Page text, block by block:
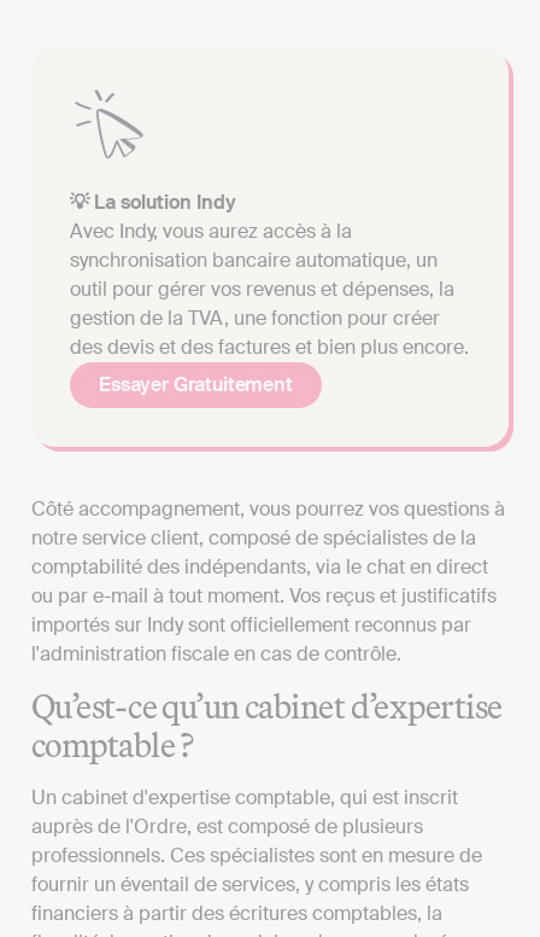
💡 La solution Indy
Avec Indy, vous aurez accès à la
synchronisation bancaire automatique, un
outil pour gérer vos revenus et dépenses, la
gestion de la TVA, une fonction pour créer
des devis et des factures et bien plus encore.
Essayer Gratuitement
Côté accompagnement, vous pourrez vos questions à
notre service client, composé de spécialistes de la
comptabilité des indépendants, via le chat en direct
ou par e-mail à tout moment. Vos reçus et justificatifs
importés sur Indy sont officiellement reconnus par
l'administration fiscale en cas de contrôle.
Qu’est-ce qu’un cabinet d’expertise
comptable ?
Un cabinet d'expertise comptable, qui est inscrit
auprès de l'Ordre, est composé de plusieurs
professionnels. Ces spécialistes sont en mesure de
fournir un éventail de services, y compris les états
financiers à partir des écritures comptables, la